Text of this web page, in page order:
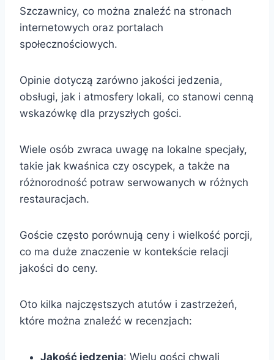
Szczawnicy, co można znaleźć na stronach
internetowych oraz portalach
społecznościowych.
Opinie dotyczą zarówno jakości jedzenia,
obsługi, jak i atmosfery lokali, co stanowi cenną
wskazówkę dla przyszłych gości.
Wiele osób zwraca uwagę na lokalne specjały,
takie jak kwaśnica czy oscypek, a także na
różnorodność potraw serwowanych w różnych
restauracjach.
Goście często porównują ceny i wielkość porcji,
co ma duże znaczenie w kontekście relacji
jakości do ceny.
Oto kilka najczęstszych atutów i zastrzeżeń,
które można znaleźć w recenzjach:
Jakość jedzenia: Wielu gości chwali